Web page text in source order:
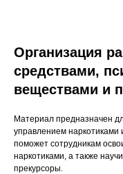
Организация
средствами,
веществами и
Материал предназначен
управлением
поможет сотрудникам
наркотиками, а также
прекурсоры.